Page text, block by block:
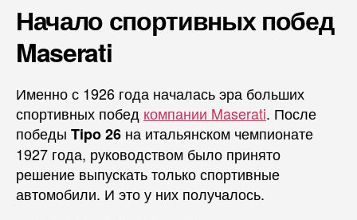
Начало спортивных побед
Maserati
Именно с 1926 года началась эра больших
спортивных побед компании Maserati. После
победы Tipo 26 на итальянском чемпионате
1927 года, руководством было принято
решение выпускать только спортивные
автомобили. И это у них получалось.